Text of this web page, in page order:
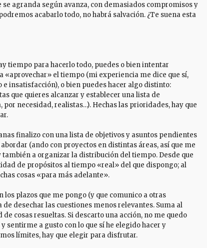
agranda según avanza, con demasiados compromisos y
acabarlo todo, no habrá salvación. ¿Te suena esta
tiempo para hacerlo todo, puedes o bien intentar
«aprovechar» el tiempo (mi experiencia me dice que sí,
e insatisfacción), o bien puedes hacer algo distinto:
que quieres alcanzar y establecer una lista de
necesidad, realistas…). Hechas las prioridades, hay que
finalizo con una lista de objetivos y asuntos pendientes
(ando con proyectos en distintas áreas, así que me
a organizar la distribución del tiempo. Desde que
de propósitos al tiempo «real» del que dispongo; al
cosas «para más adelante».
plazos que me pongo (y que comunico a otras
desechar las cuestiones menos relevantes. Suma al
cosas resueltas. Si descarto una acción, no me quedo
sentirme a gusto con lo que sí he elegido hacer y
límites, hay que elegir para disfrutar.